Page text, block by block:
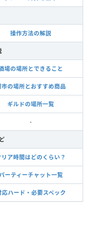
操作方法の解説
場の場所とできること
市の場所とおすすめ商品
ギルドの場所一覧
-
リア時間はどのくらい？
ーティーチャット一覧
応ハード・必要スペック